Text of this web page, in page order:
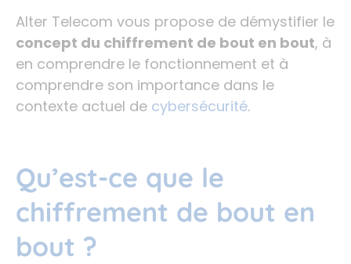
Alter Telecom vous propose de démystifier le
concept du chiffrement de bout en bout, à
en comprendre le fonctionnement et à
comprendre son importance dans le
contexte actuel de cybersécurité.
Qu’est-ce que le
chiffrement de bout en
bout ?